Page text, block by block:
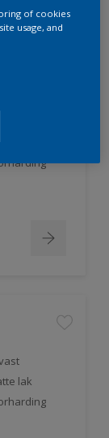
lak
of cookies
usage, and